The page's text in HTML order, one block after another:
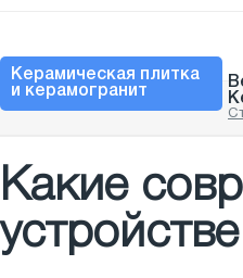
Керамическая плитка
и керамогранит
Какие